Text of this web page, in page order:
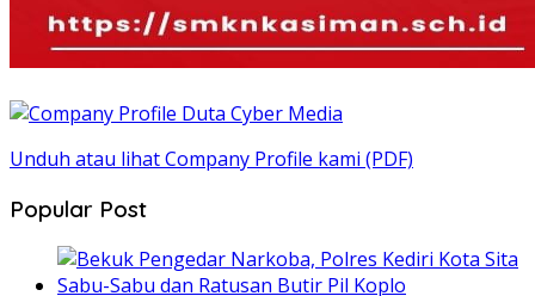
Unduh atau lihat Company Profile kami (PDF)
Popular Post